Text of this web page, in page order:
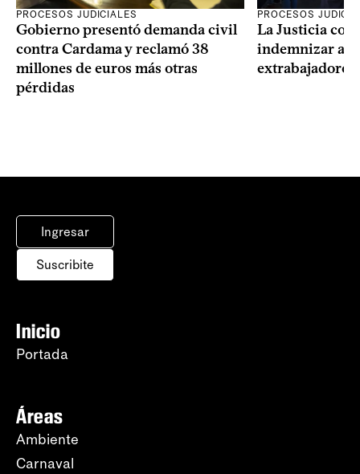
PROCESOS JUDICIALES
Gobierno presentó demanda civil
contra Cardama y reclamó 38
millones de euros más otras
pérdidas
PROCESOS
La Justicia
indemnizar a
extrabajadores
Ingresar
Suscribite
Inicio
Portada
Áreas
Ambiente
Carnaval